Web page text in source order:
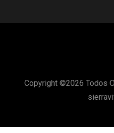
Copyright ©2026 Todos